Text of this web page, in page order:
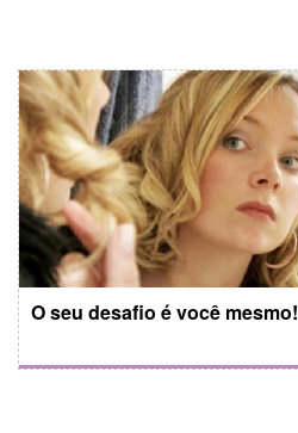
O seu desafio é você mesmo!